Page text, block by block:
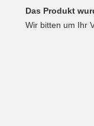
Das Produkt
Wir bitten um Ihr